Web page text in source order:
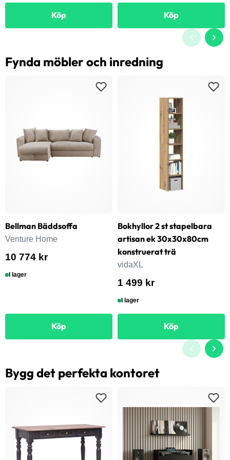
Köp Köp
Fynda möbler och inredning
Bellman Bäddsoffa
Venture Home
10 774 kr
I lager
Köp
Bokhyllor 2 st stapelbara
artisan ek 30x30x80cm
konstruerat trä
vidaXL
1 499 kr
I lager
Köp
Bygg det perfekta kontoret